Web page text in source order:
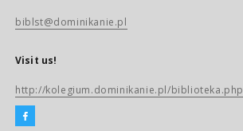
biblst@dominikanie.pl
Visit us!
http://kolegium.dominikanie.pl/biblioteka.php